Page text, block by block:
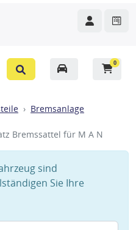
0
Bremsanlage
Bremssattel für M A N
sind
Sie Ihre